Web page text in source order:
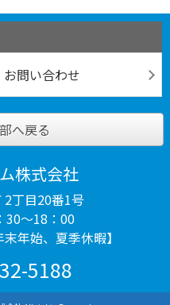
お問い合わせ
へ戻る
株式会社
2丁目20番1号
30～18：00
年始、夏季休暇】
5188